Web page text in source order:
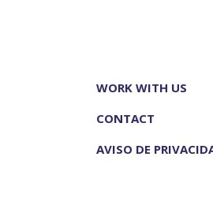
WORK WITH US
CONTACT
AVISO DE